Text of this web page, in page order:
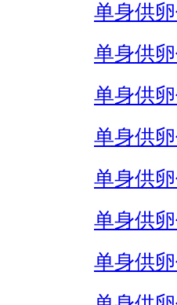
单身供
单身供
单身供
单身供
单身供
单身供
单身供